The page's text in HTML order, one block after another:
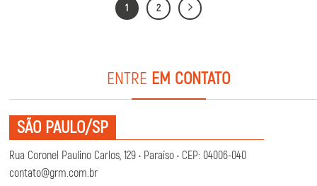
1 2
ENTRE EM CONTATO
SÃO PAULO/SP
Rua Coronel Paulino Carlos, 129 • Paraíso • CEP: 04006-040
contato@grm.com.br